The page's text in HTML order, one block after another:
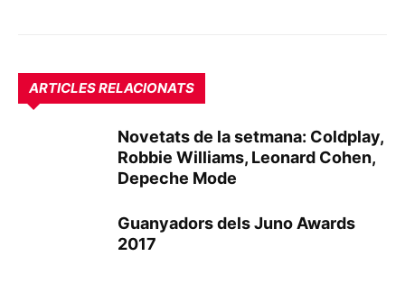
ARTICLES RELACIONATS
Novetats de la setmana: Coldplay,
Robbie Williams, Leonard Cohen,
Depeche Mode
Guanyadors dels Juno Awards
2017